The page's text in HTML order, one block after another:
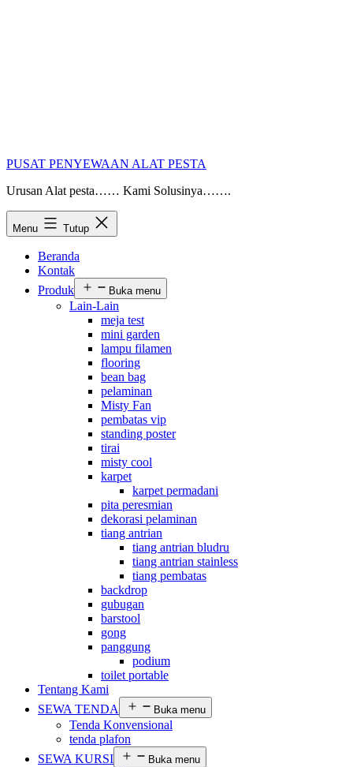
PUSAT PENYEWAAN ALAT PESTA
Urusan Alat pesta…… Kami Solusinya…….
Menu Tutup
Beranda
Kontak
Produk
Buka menu
Lain-Lain
meja test
mini garden
lampu filamen
flooring
bean bag
pelaminan
Misty Fan
pembatas vip
standing poster
tirai
misty cool
karpet
karpet permadani
pita peresmian
dekorasi pelaminan
tiang antrian
tiang antrian bludru
tiang antrian stainless
tiang pembatas
backdrop
gubugan
barstool
gong
panggung
podium
toilet portable
Tentang Kami
SEWA TENDA
Buka menu
Tenda Konvensional
tenda plafon
SEWA KURSI
Buka menu